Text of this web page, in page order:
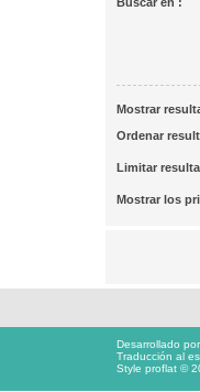
Mostrar
Ordenar
Limitar
Mostrar los
Desarrollado por
Traducción al
Style proflat ©